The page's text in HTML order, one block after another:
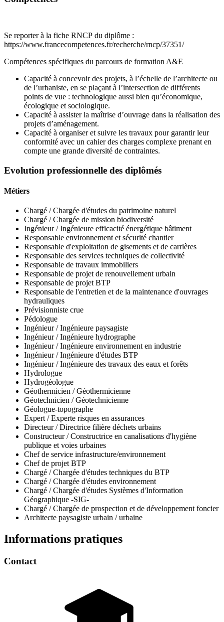
Se reporter à la fiche RNCP du diplôme :
https://www.francecompetences.fr/recherche/rncp/37351/
Compétences spécifiques du parcours de formation A&E
Capacité à concevoir des projets, à l’échelle de l’architecte ou
de l’urbaniste, en se plaçant à l’intersection de différents
points de vue : technologique aussi bien qu’économique,
écologique et sociologique.
Capacité à assister la maîtrise d’ouvrage dans la réalisation des
projets d’aménagement.
Capacité à organiser et suivre les travaux pour garantir leur
conformité avec un cahier des charges complexe prenant en
compte une grande diversité de contraintes.
Evolution professionnelle des diplômés
Métiers
Chargé / Chargée d'études du patrimoine naturel
Chargé / Chargée de mission biodiversité
Ingénieur / Ingénieure efficacité énergétique bâtiment
Responsable environnement et sécurité chantier
Responsable d'exploitation de gisements et de carrières
Responsable des services techniques de collectivité
Responsable de travaux immobiliers
Responsable de projet de renouvellement urbain
Responsable de projet BTP
Responsable de l'entretien et de la maintenance d'ouvrages
hydrauliques
Prévisionniste crue
Pédologue
Ingénieur / Ingénieure paysagiste
Ingénieur / Ingénieure hydrographe
Ingénieur / Ingénieure environnement en industrie
Ingénieur / Ingénieure d'études BTP
Ingénieur / Ingénieure des travaux des eaux et forêts
Hydrologue
Hydrogéologue
Géothermicien / Géothermicienne
Géotechnicien / Géotechnicienne
Géologue-topographe
Expert / Experte risques en assurances
Directeur / Directrice filière déchets urbains
Constructeur / Constructrice en canalisations d'hygiène
publique et voies urbaines
Chef de service infrastructure/environnement
Chef de projet BTP
Chargé / Chargée d'études techniques du BTP
Chargé / Chargée d'études environnement
Chargé / Chargée d'études Systèmes d'Information
Géographique -SIG-
Chargé / Chargée de prospection et de développement foncier
Architecte paysagiste urbain / urbaine
Informations pratiques
Contact